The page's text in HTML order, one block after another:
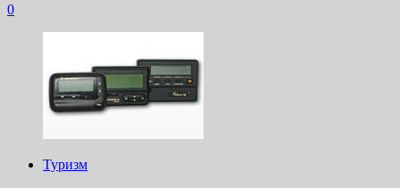
0
Туризм